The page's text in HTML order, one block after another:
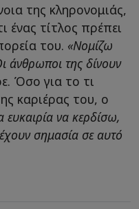
της κληρονομιάς,
ένας τίτλος πρέπει
του. «Νομίζω
άνθρωποι της δίνουν
Όσο για το τι
καριέρας του, ο
ευκαιρία να κερδίσω,
σημασία σε αυτό